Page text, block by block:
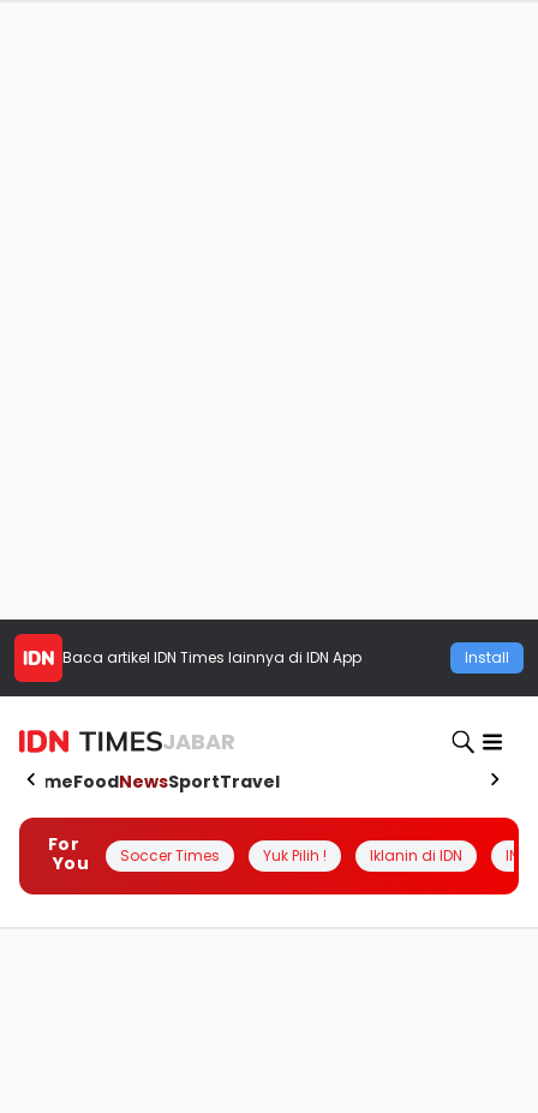
Baca artikel IDN Times lainnya di IDN App Install
JABAR
HomeFoodNewsSportTravel
For
You
Soccer Times Yuk Pilih ! Iklanin di IDN